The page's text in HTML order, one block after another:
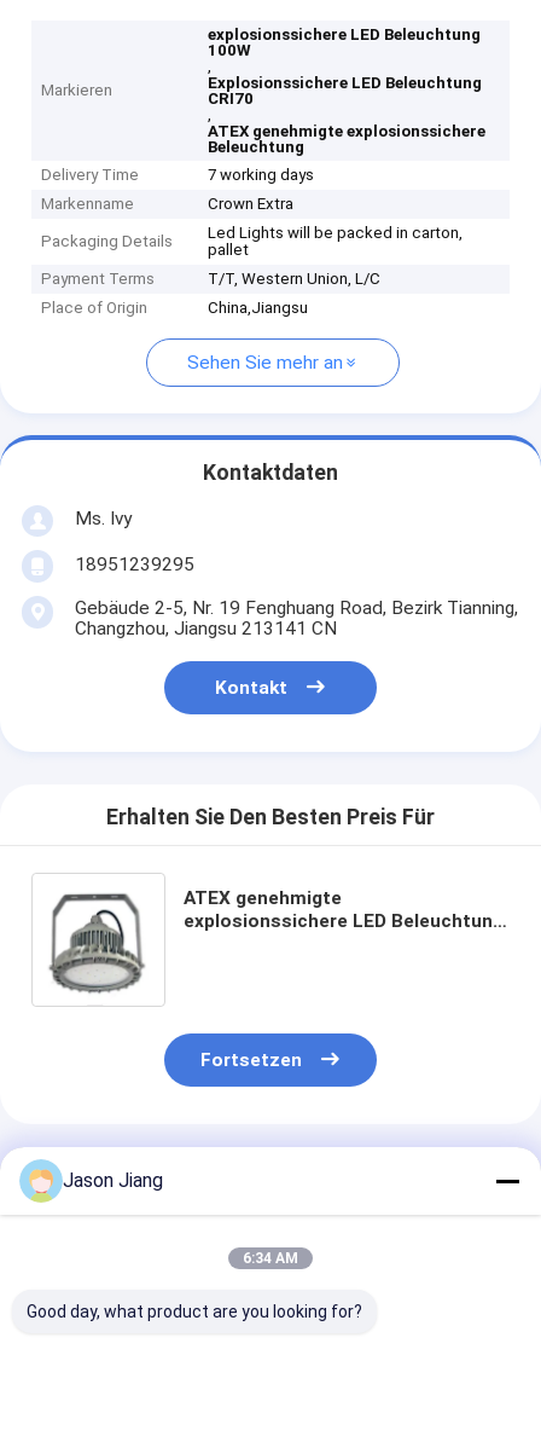
Markieren
explosionssichere LED Beleuchtung
100W
,
Explosionssichere LED Beleuchtung
CRI70
,
ATEX genehmigte explosionssichere
Beleuchtung
Delivery Time
7 working days
Markenname
Crown Extra
Packaging Details
Led Lights will be packed in carton,
pallet
Payment Terms
T/T, Western Union, L/C
Place of Origin
China,Jiangsu
Sehen Sie mehr an
Kontaktdaten
Ms. Ivy
18951239295
Gebäude 2-5, Nr. 19 Fenghuang Road, Bezirk Tianning,
Changzhou, Jiangsu 213141 CN
Kontakt
Erhalten Sie Den Besten Preis Für
ATEX genehmigte
explosionssichere LED Beleuchtung
Fortsetzen
Empfohlene Produkte
Jason Jiang
6:34 AM
Good day, what product are you looking for?